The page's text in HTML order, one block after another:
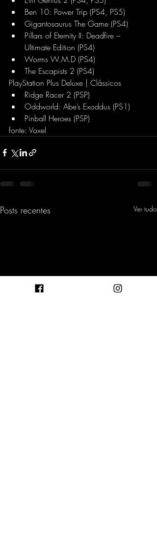
Ben 10: Power Trip (PS4, PS5)
Gigantosaurus The Game (PS4)
Pillars of Eternity II: Deadfire –
Ultimate Edition (PS4)
Worms W.M.D (PS4)
The Escapists 2 (PS4)
PlayStation Plus Deluxe | Clássicos
Ridge Racer 2 (PSP)
Oddworld: Abe’s Exoddus (PS1)
Pinball Heroes (PSP)
fonte: Voxel
Posts recentes Ver tudo